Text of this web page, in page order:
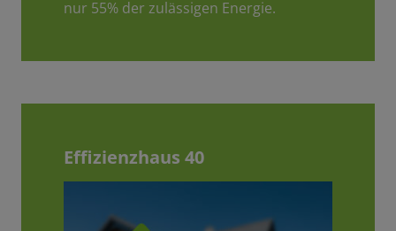
nur 55% der zulässigen Energie.
Effizienzhaus 40